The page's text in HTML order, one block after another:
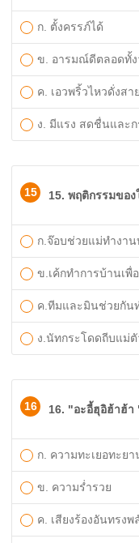
ก. ตั้งครรภ์ได้
ข. อารมณ์ดีตลอดทั้
ค. เอวพริ้วไหวดั่งสา
ง. มีแรง สดชื่นและก
15 15. พฤติกรรมขอ
ก.จ๊อบช่วยแม่ทำงา
ข.เค้กทำการบ้านเพื่
ค.ทีมและมินช่วยกันท
ง.นัทกระโดดถีบแม่ตั
16 16. "อะอี้ฮุอิฮ้าฮ้า
ก. ความทะเยอทะยา
ข. ความร่ำรวย
ค. เสียงร้องอันทรงพ